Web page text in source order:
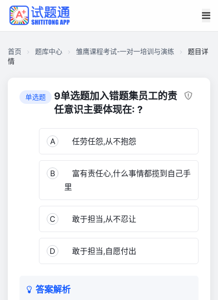
首页 题库中心 雏鹰课程考试-一对一培训与演练
题目详
情
单选题
9单选题加入错题集员工的责
任意识主要体现在: ?
A 任劳任怨,从不抱怨
B
富有责任心,什么事情都揽到自己手
里
C 敢于担当,从不忍让
D 敢于担当,自愿付出
答案解析